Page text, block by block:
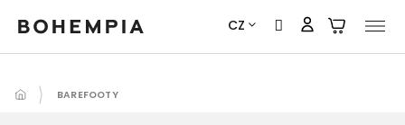
Přejít
obsah
CZ
BAREFOOTY